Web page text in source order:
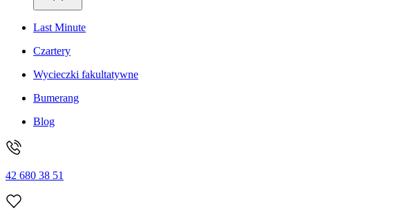
Last Minute
Czartery
Wycieczki fakultatywne
Bumerang
Blog
42 680 38 51